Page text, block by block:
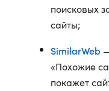
поисковых
сайты;
SimilarWeb
«Похожие
покажет